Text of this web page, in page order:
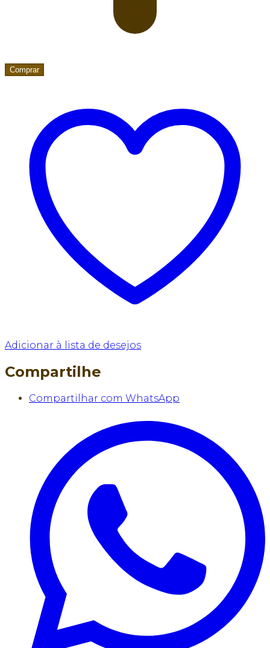
Comprar
Adicionar à lista de desejos
Compartilhe
Compartilhar com WhatsApp